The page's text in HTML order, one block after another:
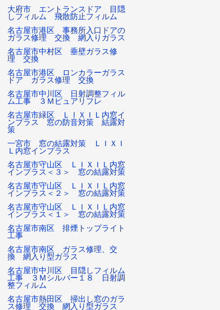
大府市 エントランスドア 目隠
しフィルム 飛散防止フィルム
名古屋市港区 事務所入口ドアの
ガラス修理 交換 網入りガラス
名古屋市中村区 垂壁ガラス修
理 交換
名古屋市港区 ロンカラーガラス
ドア ガラス修理 交換
名古屋市中川区 日射調整フィル
ム工事 ３Ｍピュアリフレ
名古屋市緑区 ＬＩＸＩＬ内窓イ
ンプラス 窓の防音対策 結露対
策
一宮市 窓の結露対策 ＬＩＸＩ
Ｌ内窓インプラス
名古屋市守山区 ＬＩＸＩＬ内窓
インプラス＜３＞ 窓の結露対策
名古屋市守山区 ＬＩＸＩＬ内窓
インプラス＜２＞ 窓の結露対策
名古屋市守山区 ＬＩＸＩＬ内窓
インプラス＜１＞ 窓の結露対策
名古屋市南区 排煙トップライト
工事
名古屋市南区 ガラス修理、交
換 網入り型ガラス
名古屋市中川区 目隠しフィルム
工事 ３Ｍシルバー１８ 日射調
整フィルム
名古屋市熱田区 掃出し窓のガラ
ス修理 交換 網入り型ガラス